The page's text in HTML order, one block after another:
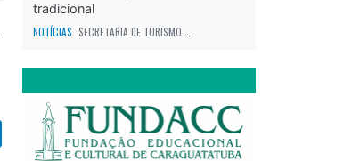
tradicional
NOTÍCIAS SECRETARIA DE TURISMO